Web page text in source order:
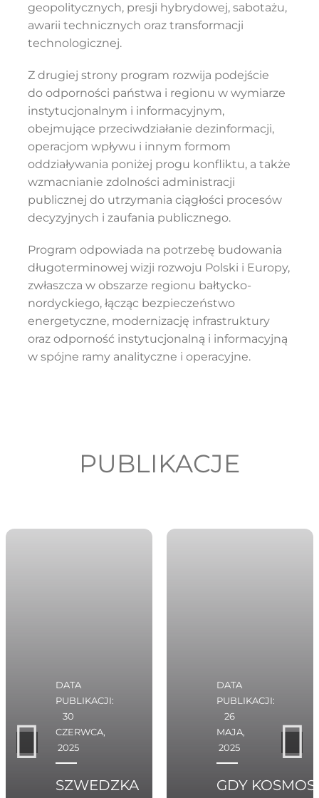
geopolitycznych, presji hybrydowej, sabotażu,
awarii technicznych oraz transformacji
technologicznej.
Z drugiej strony program rozwija podejście
do odporności państwa i regionu w wymiarze
instytucjonalnym i informacyjnym,
obejmujące przeciwdziałanie dezinformacji,
operacjom wpływu i innym formom
oddziaływania poniżej progu konfliktu, a także
wzmacnianie zdolności administracji
publicznej do utrzymania ciągłości procesów
decyzyjnych i zaufania publicznego.
Program odpowiada na potrzebę budowania
długoterminowej wizji rozwoju Polski i Europy,
zwłaszcza w obszarze regionu bałtycko-
nordyckiego, łącząc bezpieczeństwo
energetyczne, modernizację infrastruktury
oraz odporność instytucjonalną i informacyjną
w spójne ramy analityczne i operacyjne.
PUBLIKACJE
DATA
PUBLIKACJI:
30
CZERWCA,
2025
SZWEDZKA
DATA
PUBLIKACJI:
26
MAJA,
2025
GDY KOSMOS